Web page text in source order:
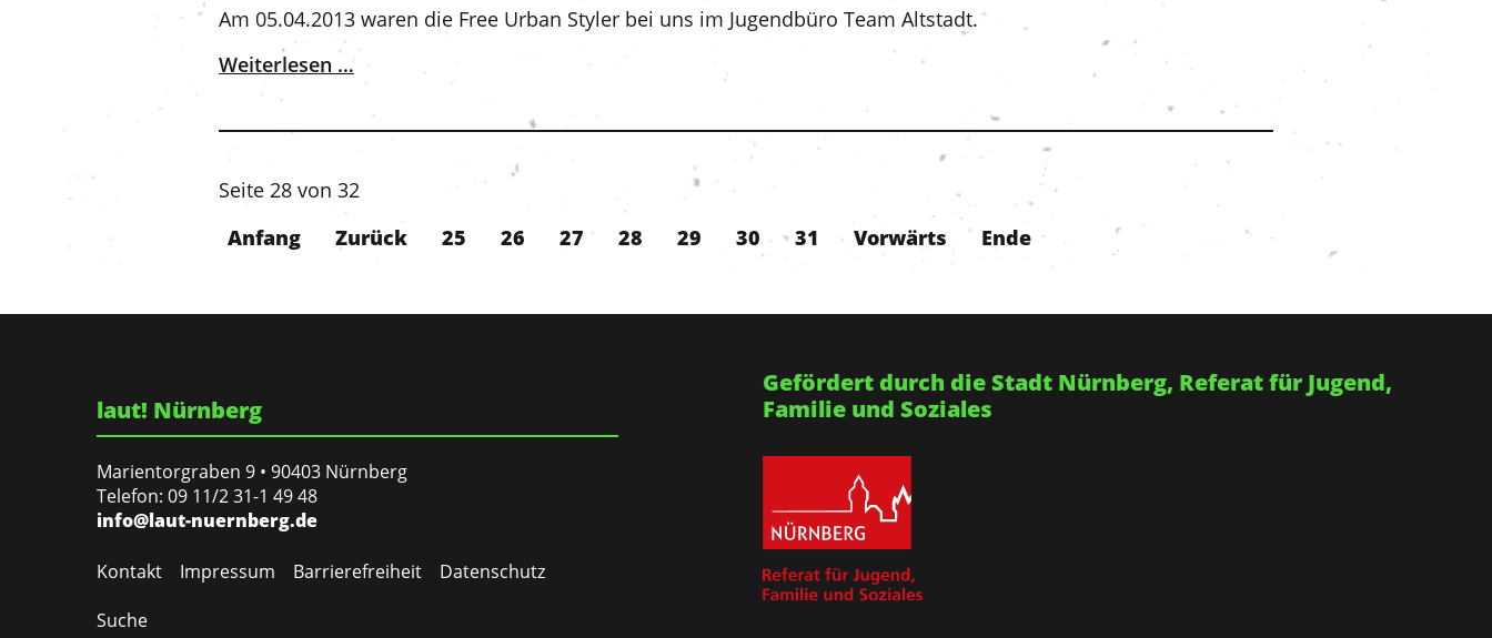
Am 05.04.2013 waren die Free Urban Styler bei uns im Jugendbüro Team Altstadt.
Weiterlesen …
Seite 28 von 32
Anfang
Zurück 25 26 27 28 29 30 31 Vorwärts Ende
laut! Nürnberg
Marientorgraben 9 • 90403 Nürnberg
Telefon: 09 11/2 31-1 49 48
info@laut-nuernberg.de
Kontakt Impressum Barrierefreiheit
Datenschutz
Suche
Gefördert durch die Stadt Nürnberg, Referat für Jugend,
Familie und Soziales